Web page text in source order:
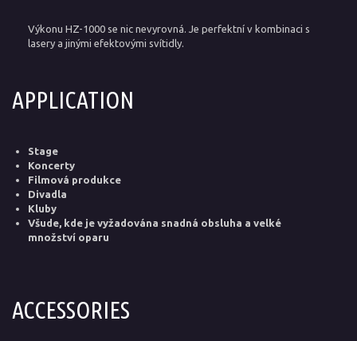
Výkonu HZ-1000 se nic nevyrovná. Je perfektní v kombinaci s
lasery a jinými efektovými svítidly.
APPLICATION
Stage
Koncerty
Filmová produkce
Divadla
Kluby
Všude, kde je vyžadována snadná obsluha a velké
množství oparu
ACCESSORIES